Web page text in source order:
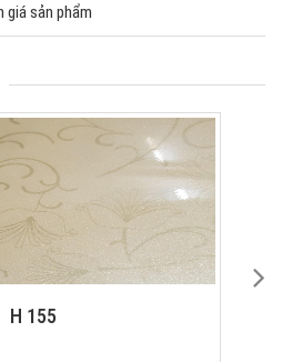
giá sản phẩm
ET 01 MIRROR CABIN - DOOR